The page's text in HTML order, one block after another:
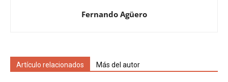
Fernando Agüero
Artículo relacionados Más del autor